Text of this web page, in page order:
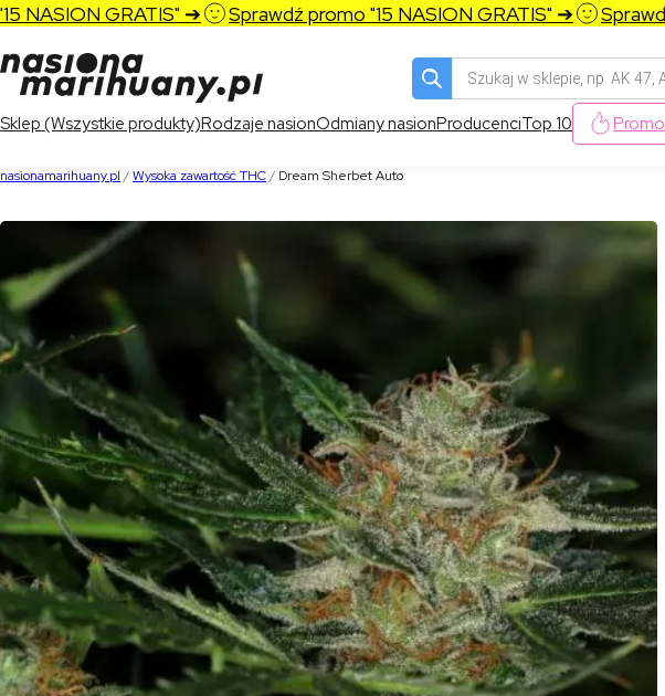
GRATIS" ➔ Sprawdź promo "15 NASION GRATIS" ➔ Sprawdź
Wyszukiwarka
produktów
Sklep (Wszystkie produkty)Rodzaje nasionOdmiany nasionProducenciTop 10
nasionamarihuany.pl /Wysoka zawartość THC/ Dream Sherbet Auto